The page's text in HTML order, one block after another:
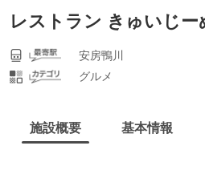
レストラン きゅいじー
安房鴨川
グルメ
施設概要 基本情報